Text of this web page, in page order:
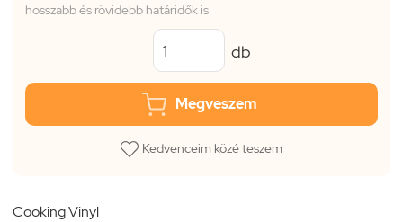
hosszabb és rövidebb határidők is
db
Megveszem
Kedvenceim közé teszem
Cooking Vinyl